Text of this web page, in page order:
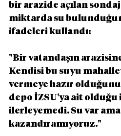
bir arazide açılan
miktarda su
ifadeleri kullandı:
"Bir vatandaşın
Kendisi bu suyu
vermeye hazır
depo İZSU'ya ait olduğu
ilerleyemedi. Su var
kazandıramıyoruz."